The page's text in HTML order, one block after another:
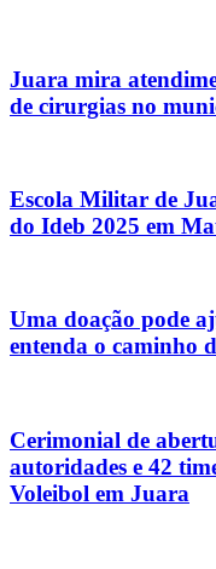
Juara mira
de cirurgias no
Escola Militar de
do Ideb 2025 em
Uma doação pode
entenda o caminho
Cerimonial de
autoridades e 42
Voleibol em Juara